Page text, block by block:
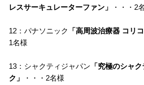
レスサーキュレーターファン」
・・・2
12：パナソニック 「高周波治療器 コリ
1名様
13：シャクティジャパン 「究極のシャ
ク」
・・・2名様